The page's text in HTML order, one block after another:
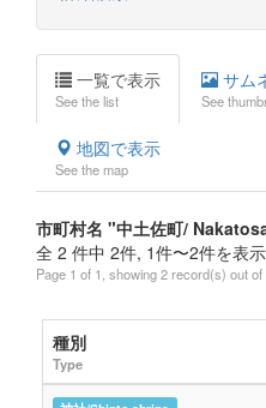
一覧で表示
See the list
サム
See
地図で表示
See the map
市町村名 "中土佐町/
全 2 件中 2件, 1件〜2件を表示
Page 1 of 1, showing 2 record(s) out of
種別
Type